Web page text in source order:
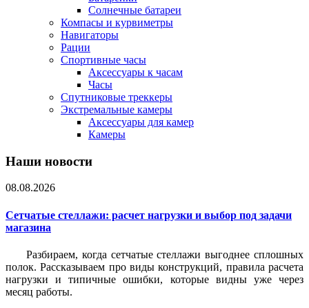
Солнечные батареи
Компасы и курвиметры
Навигаторы
Рации
Спортивные часы
Аксессуары к часам
Часы
Спутниковые треккеры
Экстремальные камеры
Аксессуары для камер
Камеры
Наши новости
08.08.2026
Сетчатые стеллажи: расчет нагрузки и выбор под задачи
магазина
Разбираем, когда сетчатые стеллажи выгоднее сплошных
полок. Рассказываем про виды конструкций, правила расчета
нагрузки и типичные ошибки, которые видны уже через
месяц работы.